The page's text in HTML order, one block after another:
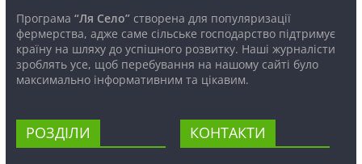
Програма “Ля Село”створена для популяризації
фермерства, адже саме сільське господарство підтримує
країну на шляху до успішного розвитку. Наші журналісти
зроблять усе, щоб перебування на нашому сайті було
максимально інформативним та цікавим.
РОЗДІЛИ КОНТАКТИ